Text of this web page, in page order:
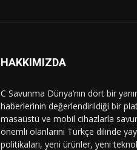
HAKKIMIZDA
C Savunma Dünya’nın dört bir
haberlerinin değerlendirildiği bir
masaüstü ve mobil cihazlarla
önemli olanlarını Türkçe dilinde
politikaları, yeni ürünler, yeni